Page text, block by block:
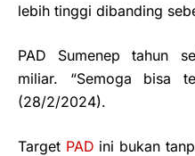
lebih tinggi dibanding
PAD Sumenep tahun
miliar. “Semoga bisa
(28/2/2024).
Target PAD ini bukan